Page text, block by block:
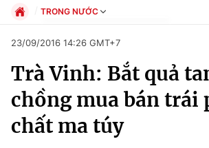
Chuyên mục
Chính trị
TRONG NƯỚC
Xã hội
Pháp luật
Thể thao
Truyền hình
Văn hóa - Giải trí
23/09/2016 14:26 GMT+7
Trà Vinh: Bắt quả
chồng mua bán trái
chất ma túy